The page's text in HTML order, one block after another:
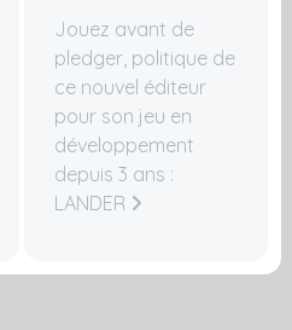
Jouez avant de
pledger, politique de
ce nouvel éditeur
pour son jeu en
développement
depuis 3 ans :
LANDER